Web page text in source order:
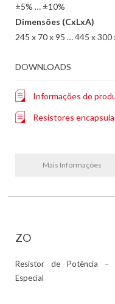
±5% … ±10%
Dimensões (CxLxA)
245 x 70 x 95 … 445 x 300
DOWNLOADS
Informações do
Resistores
Mais Informações
ZO
Resistor de Potência –
Especial